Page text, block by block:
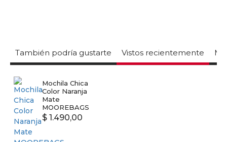
También podría gustarte Vistos recientemente
Mochila Chica
Color Naranja
Mate
MOOREBAGS
$ 1.490,00